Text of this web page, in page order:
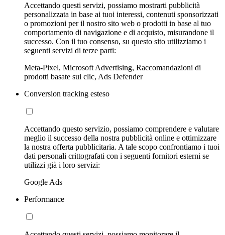
Accettando questi servizi, possiamo mostrarti pubblicità
personalizzata in base ai tuoi interessi, contenuti sponsorizzati
o promozioni per il nostro sito web o prodotti in base al tuo
comportamento di navigazione e di acquisto, misurandone il
successo. Con il tuo consenso, su questo sito utilizziamo i
seguenti servizi di terze parti:
Meta-Pixel, Microsoft Advertising, Raccomandazioni di
prodotti basate sui clic, Ads Defender
Conversion tracking esteso
Accettando questo servizio, possiamo comprendere e valutare
meglio il successo della nostra pubblicità online e ottimizzare
la nostra offerta pubblicitaria. A tale scopo confrontiamo i tuoi
dati personali crittografati con i seguenti fornitori esterni se
utilizzi già i loro servizi:
Google Ads
Performance